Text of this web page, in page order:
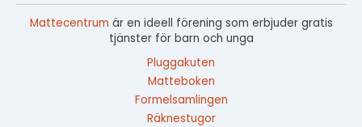
Mattecentrum är en ideell förening som erbjuder gratis
tjänster för barn och unga
Pluggakuten
Matteboken
Formelsamlingen
Räknestugor